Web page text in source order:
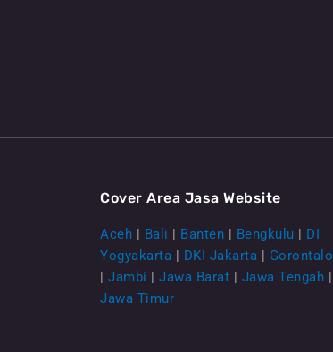
Cover Area Jasa Website
Aceh | Bali | Banten | Bengkulu | DI
Yogyakarta | DKI Jakarta | Gorontalo
| Jambi | Jawa Barat | Jawa Tengah |
Jawa Timur